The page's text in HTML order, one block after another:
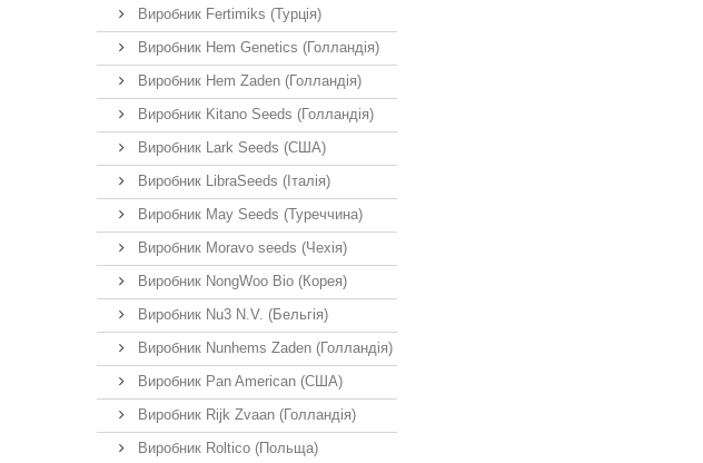
Виробник Fertimiks (Турція)
Виробник Hem Genetics (Голландія)
Виробник Hem Zaden (Голландія)
Виробник Kitano Seeds (Голландія)
Виробник Lark Seeds (США)
Виробник LibraSeeds (Італія)
Виробник May Seeds (Туреччина)
Виробник Moravo seeds (Чехія)
Виробник NongWoo Bio (Корея)
Виробник Nu3 N.V. (Бельгія)
Виробник Nunhems Zaden (Голландія)
Виробник Pan American (США)
Виробник Rijk Zvaan (Голландія)
Виробник Roltico (Польща)